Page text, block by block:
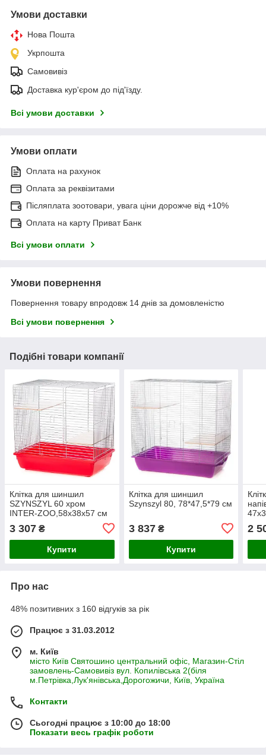
Умови доставки
Нова Пошта
Укрпошта
Самовивіз
Доставка кур'єром до під'їзду.
Всі умови доставки
Умови оплати
Оплата на рахунок
Оплата за реквізитами
Післяплата зоотовари, увага ціни дорожче від +10%
Оплата на карту Приват Банк
Всі умови оплати
Умови повернення
Повернення товару впродовж 14 днів за домовленістю
Всі умови повернення
Подібні товари компанії
Клітка для шиншил
SZYNSZYL 60 хром
INTER-ZOO,58x38x57 см
3 307 ₴
Купити
Клітка для шиншил
Szynszyl 80, 78*47,5*79 см
3 837₴
Купити
2
Про нас
48% позитивних з 160 відгуків за рік
Працює з 31.03.2012
м. Київ
місто Київ Святошино центральний офіс, Магазин-Стіл
замовлень-Самовивіз вул. Копилівська 2(біля
м.Петрівка,Лук'янівська,Дорогожичи, Київ, Україна
Контакти
Сьогодні працює з 10:00 до 18:00
Показати весь графік роботи